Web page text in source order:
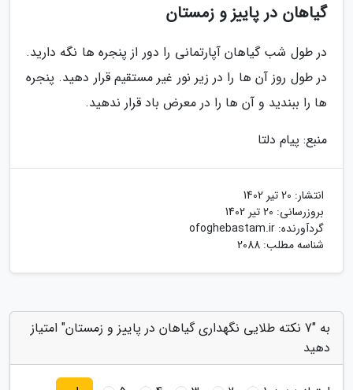
گیاهان در پاییز و زمستان
در طول شب گیاهان آپارتمانی را دور از پنجره ها نگه دارید.
در طول روز آن ها را در زیر نور غیر مستقیم قرار دهید. پنجره
ها را ببندید و آن ها را در معرض باد قرار ندهید.
منبع: پیام دلتا
انتشار: 20 تیر 1402
بروزرسانی: 20 تیر 1402
گردآورنده: ofoghebastam.ir
شناسه مطلب: 2088
به "7 نکته طلایی نگهداری گیاهان در پاییز و زمستان" امتیاز
دهید